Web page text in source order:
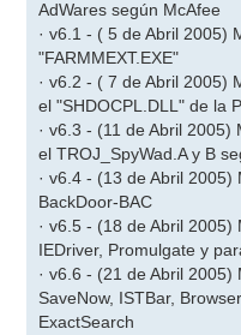
AdWares según McAfee
· v6.1 - ( 5 de Abril 2005)
"FARMMEXT.EXE"
· v6.2 - ( 7 de Abril 2005)
el "SHDOCPL.DLL" de la
· v6.3 - (11 de Abril
el TROJ_SpyWad.A y B
· v6.4 - (13 de Abril
BackDoor-BAC
· v6.5 - (18 de Abril
IEDriver, Promulgate y
· v6.6 - (21 de Abril
SaveNow, ISTBar,
ExactSearch